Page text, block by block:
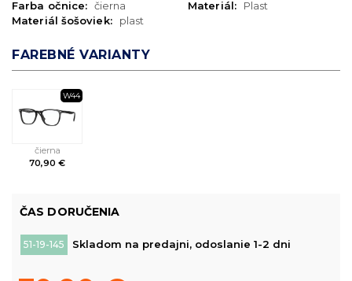
Farba očnice: čierna
Materiál šošoviek:
plast
Materiál:
Plast
FAREBNÉ VARIANTY
W44
čierna
70,90 €
ČAS DORUČENIA
51-19-145 Skladom na predajni, odoslanie 1-2 dni